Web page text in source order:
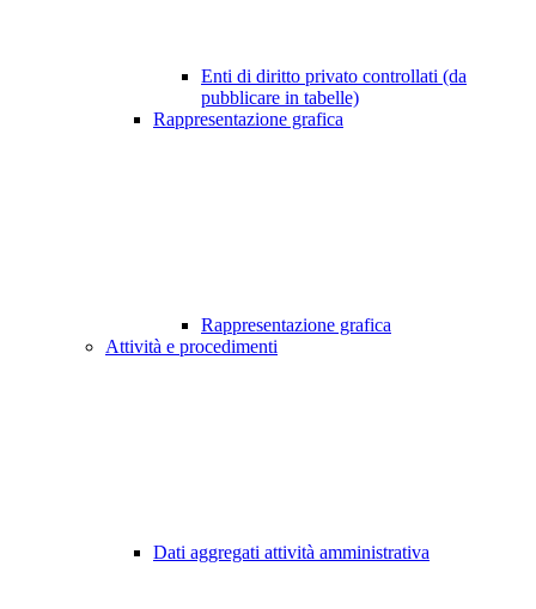
Enti di diritto privato controllati (da
pubblicare in tabelle)
Rappresentazione grafica
Rappresentazione grafica
Attività e procedimenti
Dati aggregati attività amministrativa